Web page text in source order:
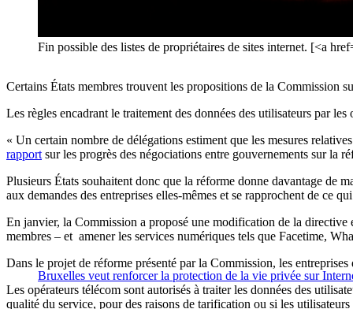
Fin possible des listes de propriétaires de sites internet. [<a
Certains États membres trouvent les propositions de la Commission
Les règles encadrant le traitement des données des utilisateurs par
« Un certain nombre de délégations estiment que les mesures
rapport sur les progrès des négociations entre gouvernements sur la
Plusieurs États souhaitent donc que la réforme donne davantage de
aux demandes des entreprises elles-mêmes et se rapprochent de ce
En janvier, la Commission a proposé une modification de la directive
membres – et amener les services numériques tels que Facetime,
Bruxelles veut renforcer la protection de la vie privée sur
Dans le projet de réforme présenté par la Commission, les
Les opérateurs télécom sont autorisés à traiter les données des
qualité du service, pour des raisons de tarification ou si les